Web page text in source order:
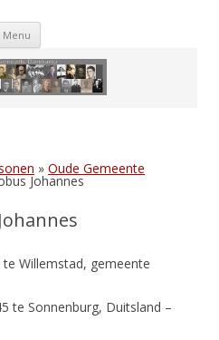
Menu Skip
» Oude Gemeente
Johannes
Willemstad, gemeente
te Sonnenburg, Duitsland –